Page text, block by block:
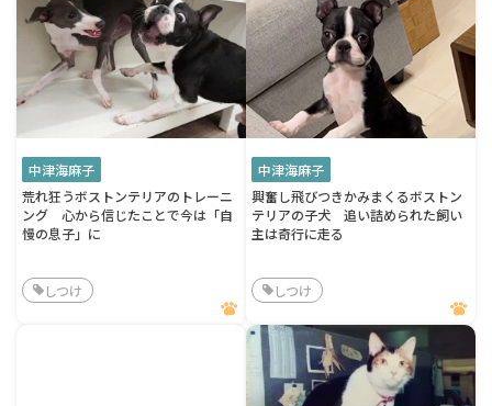
中津海麻子
荒れ狂うボストンテリアのトレーニ
ング 心から信じたことで今は「自
慢の息子」に
しつけ
中津海麻子
興奮し飛びつきかみまくるボストン
テリアの子犬 追い詰められた飼い
主は奇行に走る
しつけ